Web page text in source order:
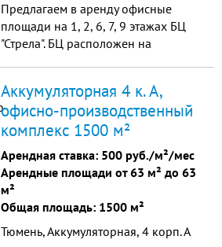
Предлагаем в аренду офисные
площади на 1, 2, 6, 7, 9 этажах БЦ
"Стрела". БЦ расположен на
7200 кв.м., 9 этажей, кабинетная
планировка. На втором этаже кафе.
Собственная парковочная зона.
Круглосуточная охрана.
Аккумуляторная 4 к. А,
офисно-производственный
комплекс 1500 м²
Арендная ставка: 500 руб./м²/мес
Арендные площади от 63 м² до 63
м²
Общая площадь: 1500 м²
Тюмень, Аккумуляторная, 4 корп. А